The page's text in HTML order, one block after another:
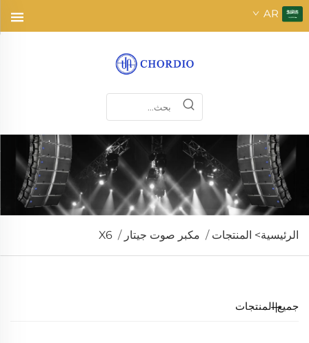
AR
الرئيسية> المنتجات / مكبر صوت جيتار /
X6
جميع المنتجات